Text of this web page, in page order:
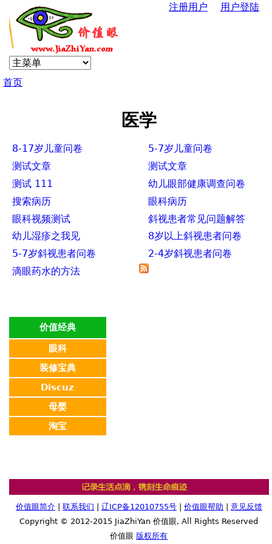
Jump to navigation
m
e
n
u
注册用户 用户登陆
这
里
首页
医学
8-17岁儿童问卷
5-7岁儿童问卷
测试文章
测试文章
测试 111
幼儿眼部健康调查问卷
搜索病历
眼科病历
眼科视频测试
斜视患者常见问题解答
幼儿湿疹之我见
8岁以上斜视患者问卷
5-7岁斜视患者问卷
2-4岁斜视患者问卷
滴眼药水的方法
价值经典
眼科
装修宝典
Discuz
母婴
淘宝
价值眼简介 联系我们 辽ICP备12010755号 价值眼帮助
意见反馈
Copyright © 2012-2015 JiaZhiYan 价值眼, All Rights Reserved
价值眼 版权所有